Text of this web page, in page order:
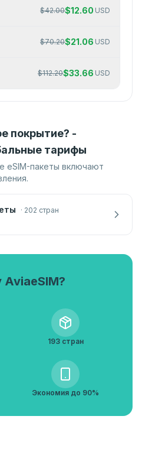
$42.00$12.60 USD
$70.20$21.06 USD
$112.20$33.66 USD
покрытие? -
тарифы
eSIM-пакеты включают
· 202 стран
193 стран
Экономия до 90%